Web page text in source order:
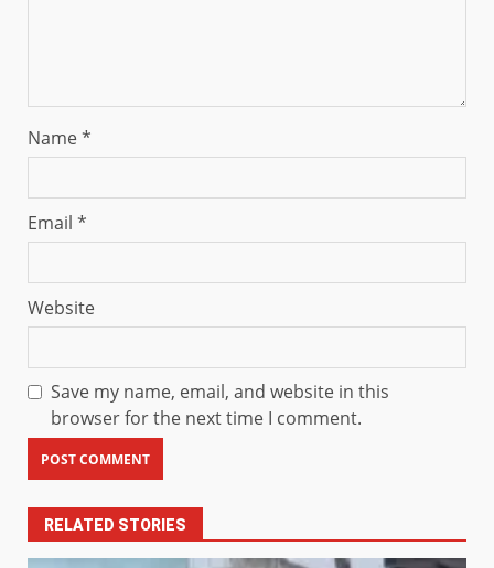
Name*
Email *
Website
Save my name, email, and website in this
browser for the next time I comment.
RELATED STORIES